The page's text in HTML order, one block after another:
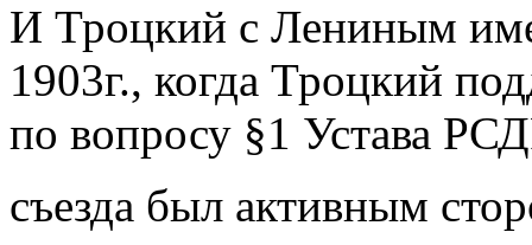
И Троцкий с Лениным
1903г., когда Троцкий
по вопросу §1 Устава
съезда был активным